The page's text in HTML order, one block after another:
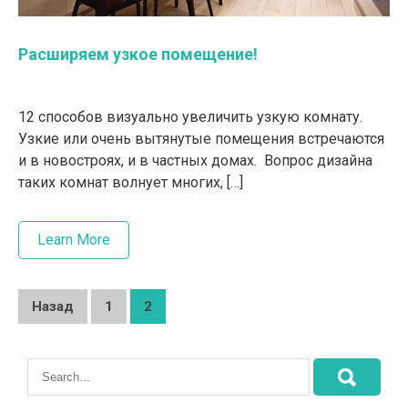
Расширяем узкое помещение!
12 способов визуально увеличить узкую комнату.
Узкие или очень вытянутые помещения встречаются
и в новостроях, и в частных домах. Вопрос дизайна
таких комнат волнует многих, […]
Learn More
Навигация
записям
Назад 1 2